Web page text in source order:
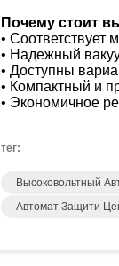
Почему стоит
• Соответствует
• Надежный
• Доступны
• Компактный и
• Экономичное
тег:
Высоковольтный
Автомат Защити